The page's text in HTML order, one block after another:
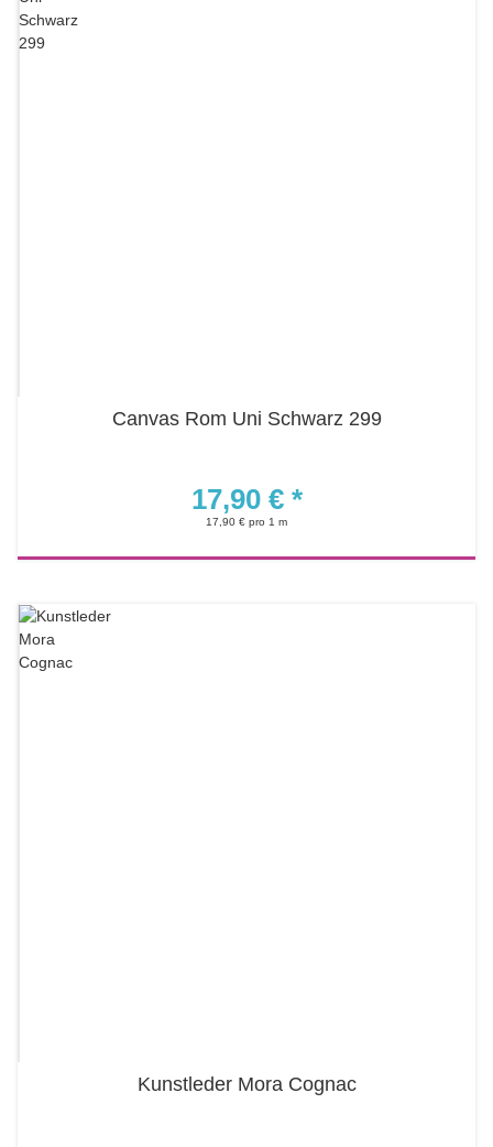
Canvas Rom Uni Schwarz 299
17,90 € *
17,90 € pro 1 m
Kunstleder Mora Cognac